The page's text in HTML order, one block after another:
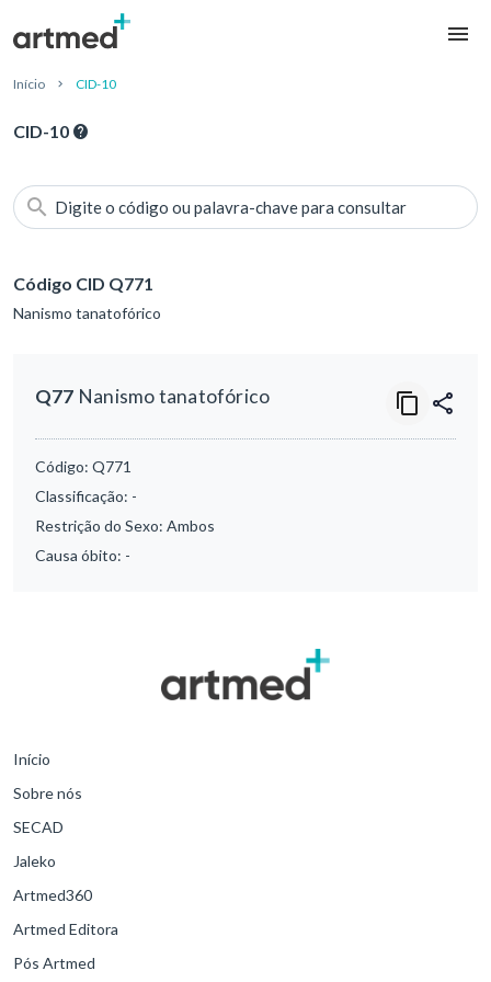
Início CID-10
CID-10
Digite o código ou palavra-chave para consultar
Código CID Q771
Nanismo tanatofórico
Q77 Nanismo tanatofórico
Código: Q771
Classificação: -
Restrição do Sexo: Ambos
Causa óbito: -
Início
Sobre nós
SECAD
Jaleko
Artmed360
Artmed Editora
Pós Artmed